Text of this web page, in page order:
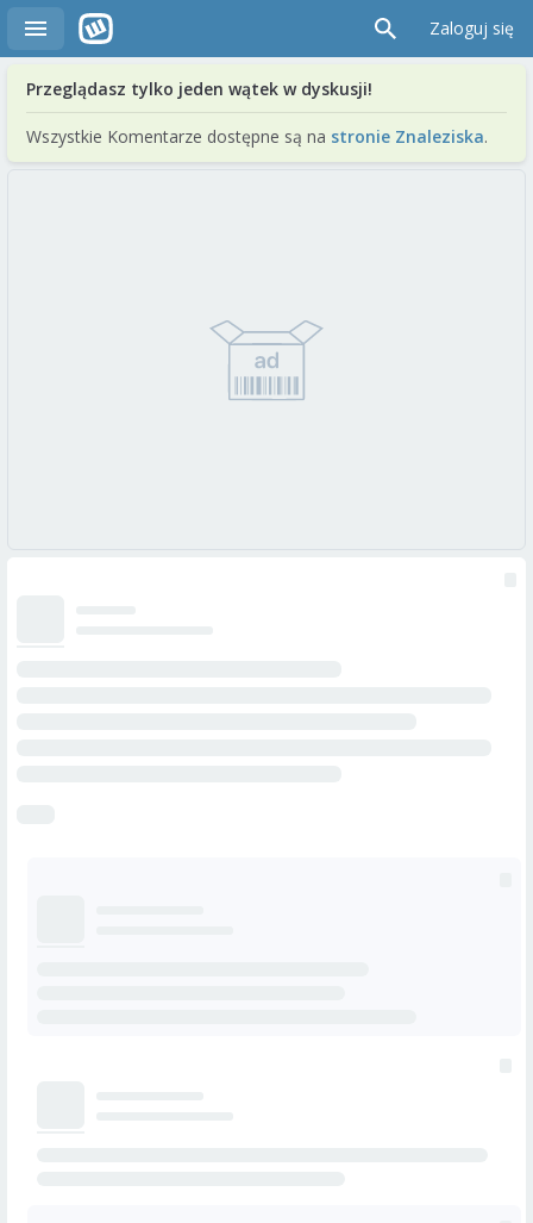
Zaloguj się
Przeglądasz tylko jeden wątek w dyskusji!
Wszystkie Komentarze dostępne są na stronie Znaleziska.